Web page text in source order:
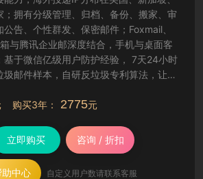
；拥有分级管理、归档、备份、搬家、审
告、个性群发、保密邮件；Foxmail、
与腾讯企业邮深度结合，手机与桌面客
基于微信亿级用户防护经验， 7天24小时
邮件样本，自研反垃圾专利算法，让工
购买3年： 2775元
立即购买 咨询 / 折扣
助中心 自定义用户数请联系客服